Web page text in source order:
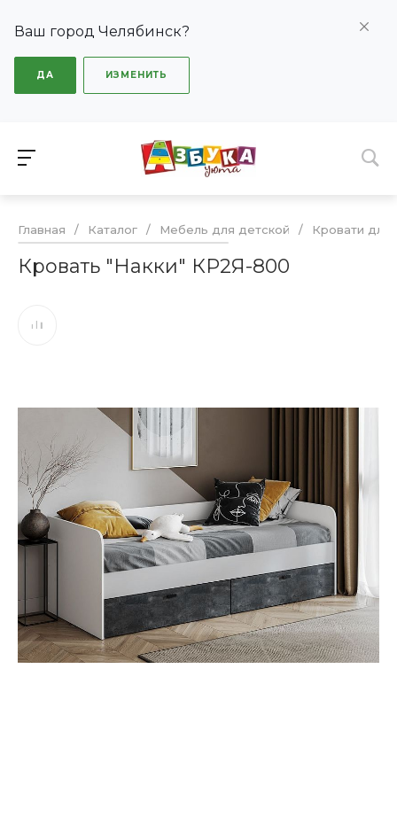
Ваш город Челябинск?
ДА ИЗМЕНИТЬ
Главная / Каталог / Мебель для детской / Кровати для
Кровать "Накки" КР2Я-800